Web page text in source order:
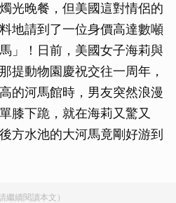
光晚餐，但美國這對情侶的
地請到了一位身價高達數噸
」！日前，美國女子海莉與
提動物園慶祝交往一周年，
的河馬館時，男友突然浪漫
膝下跪，就在海莉又驚又
方水池的大河馬竟剛好游到
繼續閱讀本文）